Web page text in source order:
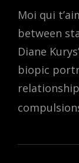
Moi qui
between
Diane
biopic